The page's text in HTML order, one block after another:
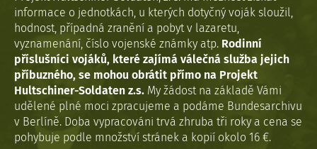
informace o jednotkách, u kterých dotyčný voják sloužil,
hodnost, případná zranění a pobyt v lazaretu,
vyznamenání, číslo vojenské známky atp. Rodinní
příslušníci vojáků, které zajímá válečná služba jejich
příbuzného, se mohou obrátit přímo na Projekt
Hultschiner-Soldaten z.s. My žádost na základě Vámi
udělené plné moci zpracujeme a podáme Bundesarchivu
v Berlíně. Doba vypracováni trvá zhruba tři roky a cena se
pohybuje podle množství stránek a kopií okolo 16 €.